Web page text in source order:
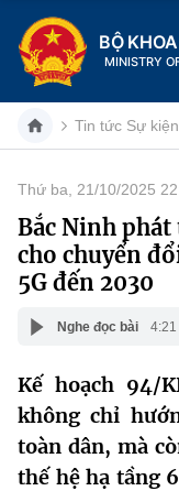
BỘ
MINISTRY
Danh mục
Trang chủ
Cơ cấu tổ chức
Lịch sử phát triển
Khoa học và
Đổi mới sáng tạo
Dịch vụ công
Hệ thống văn bản
Tin tức Sự kiện
Thứ ba, 21/10/2025
Bắc Ninh
cho chuyển
5G đến 2030
Nghe đọc bài 4:21
Kế hoạch 94/
không chỉ
toàn dân, mà
thế hệ hạ tầng